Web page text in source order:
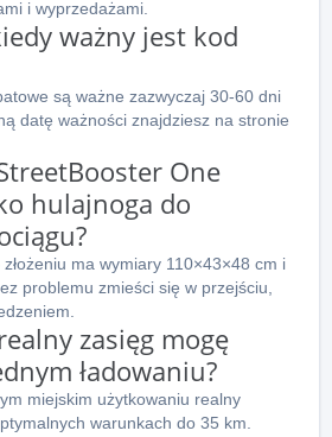
i wyprzedażami.
ważny jest kod
są ważne zazwyczaj 30-60 dni
datę ważności znajdziesz na stronie
One
hulajnoga do
ma wymiary 110×43×48 cm i
problemu zmieści się w przejściu,
zasięg mogę
ładowaniu?
miejskim użytkowaniu realny
warunkach do 35 km.